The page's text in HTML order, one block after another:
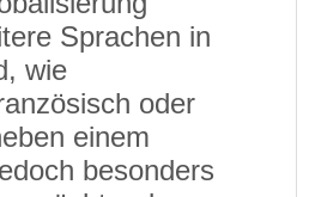
Sprachen in
wie
oder
einem
besonders